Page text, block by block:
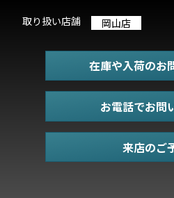
取り扱い店舗 岡山店
在庫や入荷のお
お電話でお問